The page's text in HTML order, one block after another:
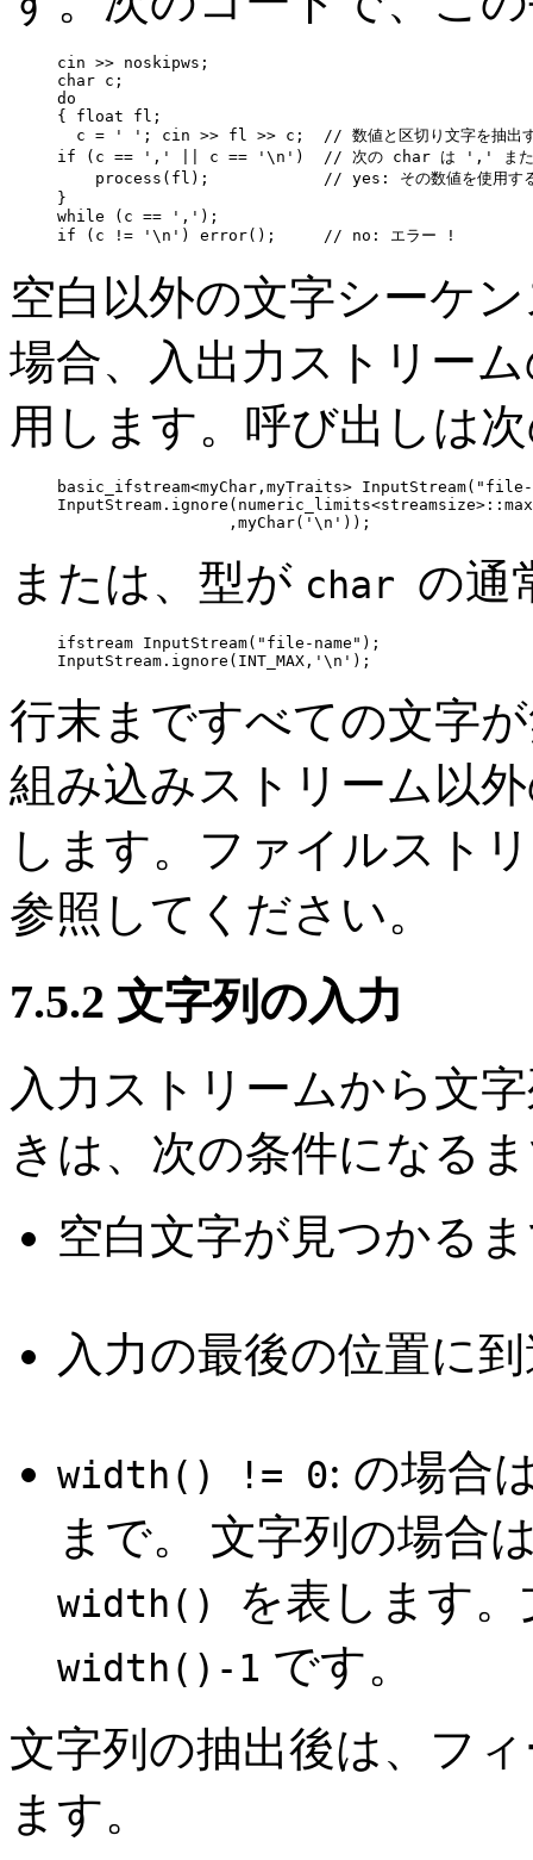
cin >> noskipws;
char c;
do
{ float fl;
c = ' '; cin >> fl >> c;  // 数値と区切り文字を抽出
if (c == ',' || c == '\n')  // 次の char は ',' または
process(fl);            // yes: その数値を使用す
}
while (c == ',');
if (c != '\n') error();     // no: エラー !
空白以外の文字シーケ
場合、入出力ストリー
用します。呼び出しは
basic_ifstream<myChar,myTraits>
                  ,myChar('\n'));
または、型が char の通
ifstream InputStream("file-name");
InputStream.ignore(INT_MAX,'\n');
行末まですべての文字
組み込みストリーム以
します。ファイルスト
参照してください。
7.5.2 文字列の入力
入力ストリームから文
きは、次の条件になる
空白文字が見つかる
入力の最後の位置に
width() != 0: の場合
まで。 文字列の場合
width() を表します
width()-1 です。
文字列の抽出後は、フ
ます。